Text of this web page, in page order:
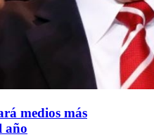
medios más
año